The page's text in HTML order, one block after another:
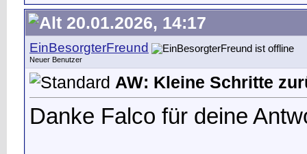
20.01.2026, 14:17
EinBesorgterFreund
Neuer Benutzer
AW: Kleine Schritte
Danke Falco für deine